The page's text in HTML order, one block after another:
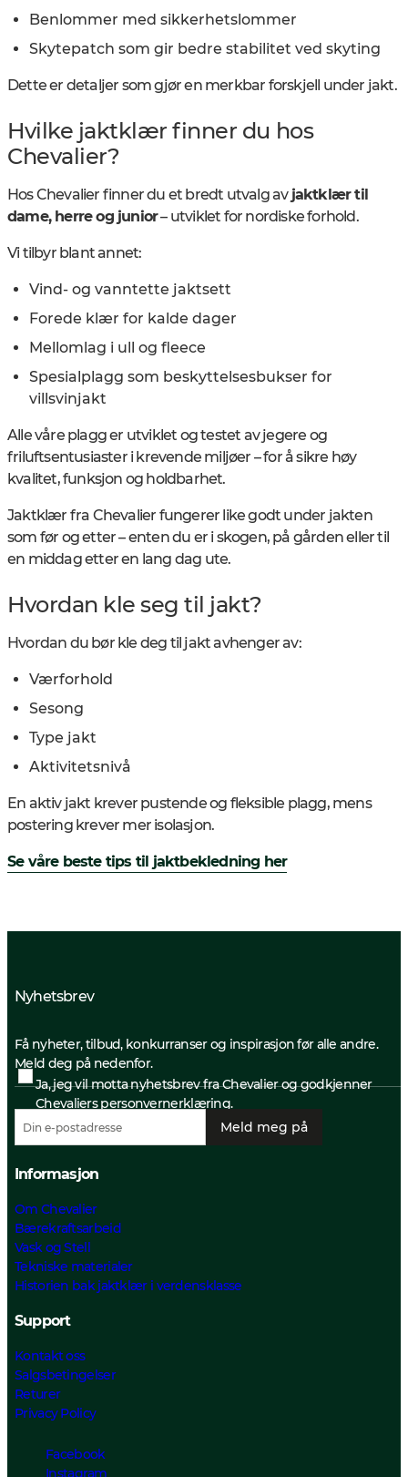
Benlommer med sikkerhetslommer
Skytepatch som gir bedre stabilitet ved skyting
Dette er detaljer som gjør en merkbar forskjell under jakt.
Hvilke jaktklær finner du hos
Chevalier?
Hos Chevalier finner du et bredt utvalg av jaktklær til
dame, herre og junior– utviklet for nordiske forhold.
Vi tilbyr blant annet:
Vind- og vanntette jaktsett
Forede klær for kalde dager
Mellomlag i ull og fleece
Spesialplagg som beskyttelsesbukser for
villsvinjakt
Alle våre plagg er utviklet og testet av jegere og
friluftsentusiaster i krevende miljøer – for å sikre høy
kvalitet, funksjon og holdbarhet.
Jaktklær fra Chevalier fungerer like godt under jakten
som før og etter – enten du er i skogen, på gården eller til
en middag etter en lang dag ute.
Hvordan kle seg til jakt?
Hvordan du bør kle deg til jakt avhenger av:
Værforhold
Sesong
Type jakt
Aktivitetsnivå
En aktiv jakt krever pustende og fleksible plagg, mens
postering krever mer isolasjon.
Se våre beste tips til jaktbekledning her
Nyhetsbrev
Få nyheter, tilbud, konkurranser og inspirasjon før alle andre.
Meld deg på nedenfor.
Ja, jeg vil motta nyhetsbrev fra Chevalier og godkjenner
Chevaliers personvernerklæring.
Meld meg på
Informasjon
Om Chevalier
Bærekraftsarbeid
Vask og Stell
Tekniske materialer
Historien bak jaktklær i verdensklasse
Support
Kontakt oss
Salgsbetingelser
Returer
Privacy Policy
Facebook
Instagram